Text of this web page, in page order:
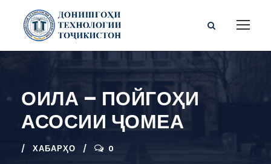
ОИЛА – ПОЙГОҲИ
АСОСИИ ҶОМЕА
ХАБАРҲО 0